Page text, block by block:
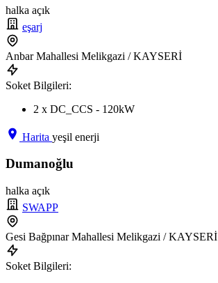
halka açık
eşarj
Anbar Mahallesi Melikgazi / KAYSERİ
Soket Bilgileri:
2 x DC_CCS - 120kW
Harita yeşil enerji
Dumanoğlu
halka açık
SWAPP
Gesi Bağpınar Mahallesi Melikgazi / KAYSERİ
Soket Bilgileri: